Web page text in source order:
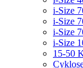
i-Size
i-Size
i-Size
i-Size
15-50